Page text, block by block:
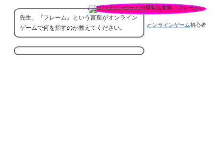
オンラインゲーム初心者
先生、『フレーム』という言葉がオンライン
ゲームで何を指すのか教えてください。